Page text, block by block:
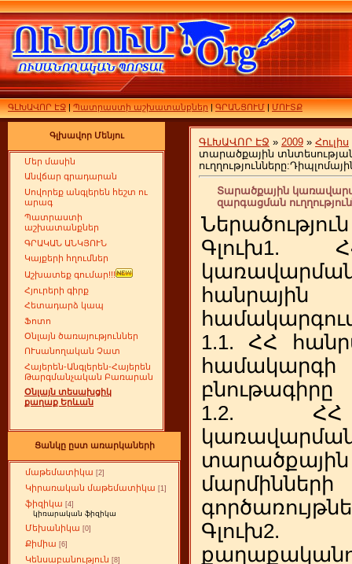
ԳԼԽԱՎՈՐ ԷՋ|Պատրաստի աշխատանքներ|ԳՐԱՆՑՈՒՄ|ՄՈՒՏՔ
Գլխավոր Մենյու
Մեր մասին
Անվճար գրադարան
Սովորեք անգլերեն հեշտ ու
արագ
Պատրաստի
աշխատանքներ
ԳՐԱԿԱՆ ԱՆԿՅՈՒՆ
Կայքերի հղումներ
Աշխատեք գումար!!!
Հյուրերի գիրք
Հետադարձ կապ
Ֆոտո
Օնլայն ծառայություններ
ՈՒսանողական Չատ
Հայերեն-Անգլերեն-Հայերեն
Թարգմանչական Բառարան
Օնլայն տեսախցիկ
քաղաք Երևան
Ցանկը ըստ առարկաների
մաթեմատիկա [2]
Կիրառական մաթեմատիկա [1]
ֆիզիկա [4]
կիռարական ֆիզիկա
Մեխանիկա [0]
Քիմիա [6]
Կենսաբանություն [8]
ԳԼԽԱՎՈՐ ԷՋ » 2009 » Հուլիս
տարածքային
Տարածքային
զարգացման
Ներածություն
Գլուխ1.
1.1. ՀՀ
բնութագիրը
1.2. ՀՀ
Գլուխ2.